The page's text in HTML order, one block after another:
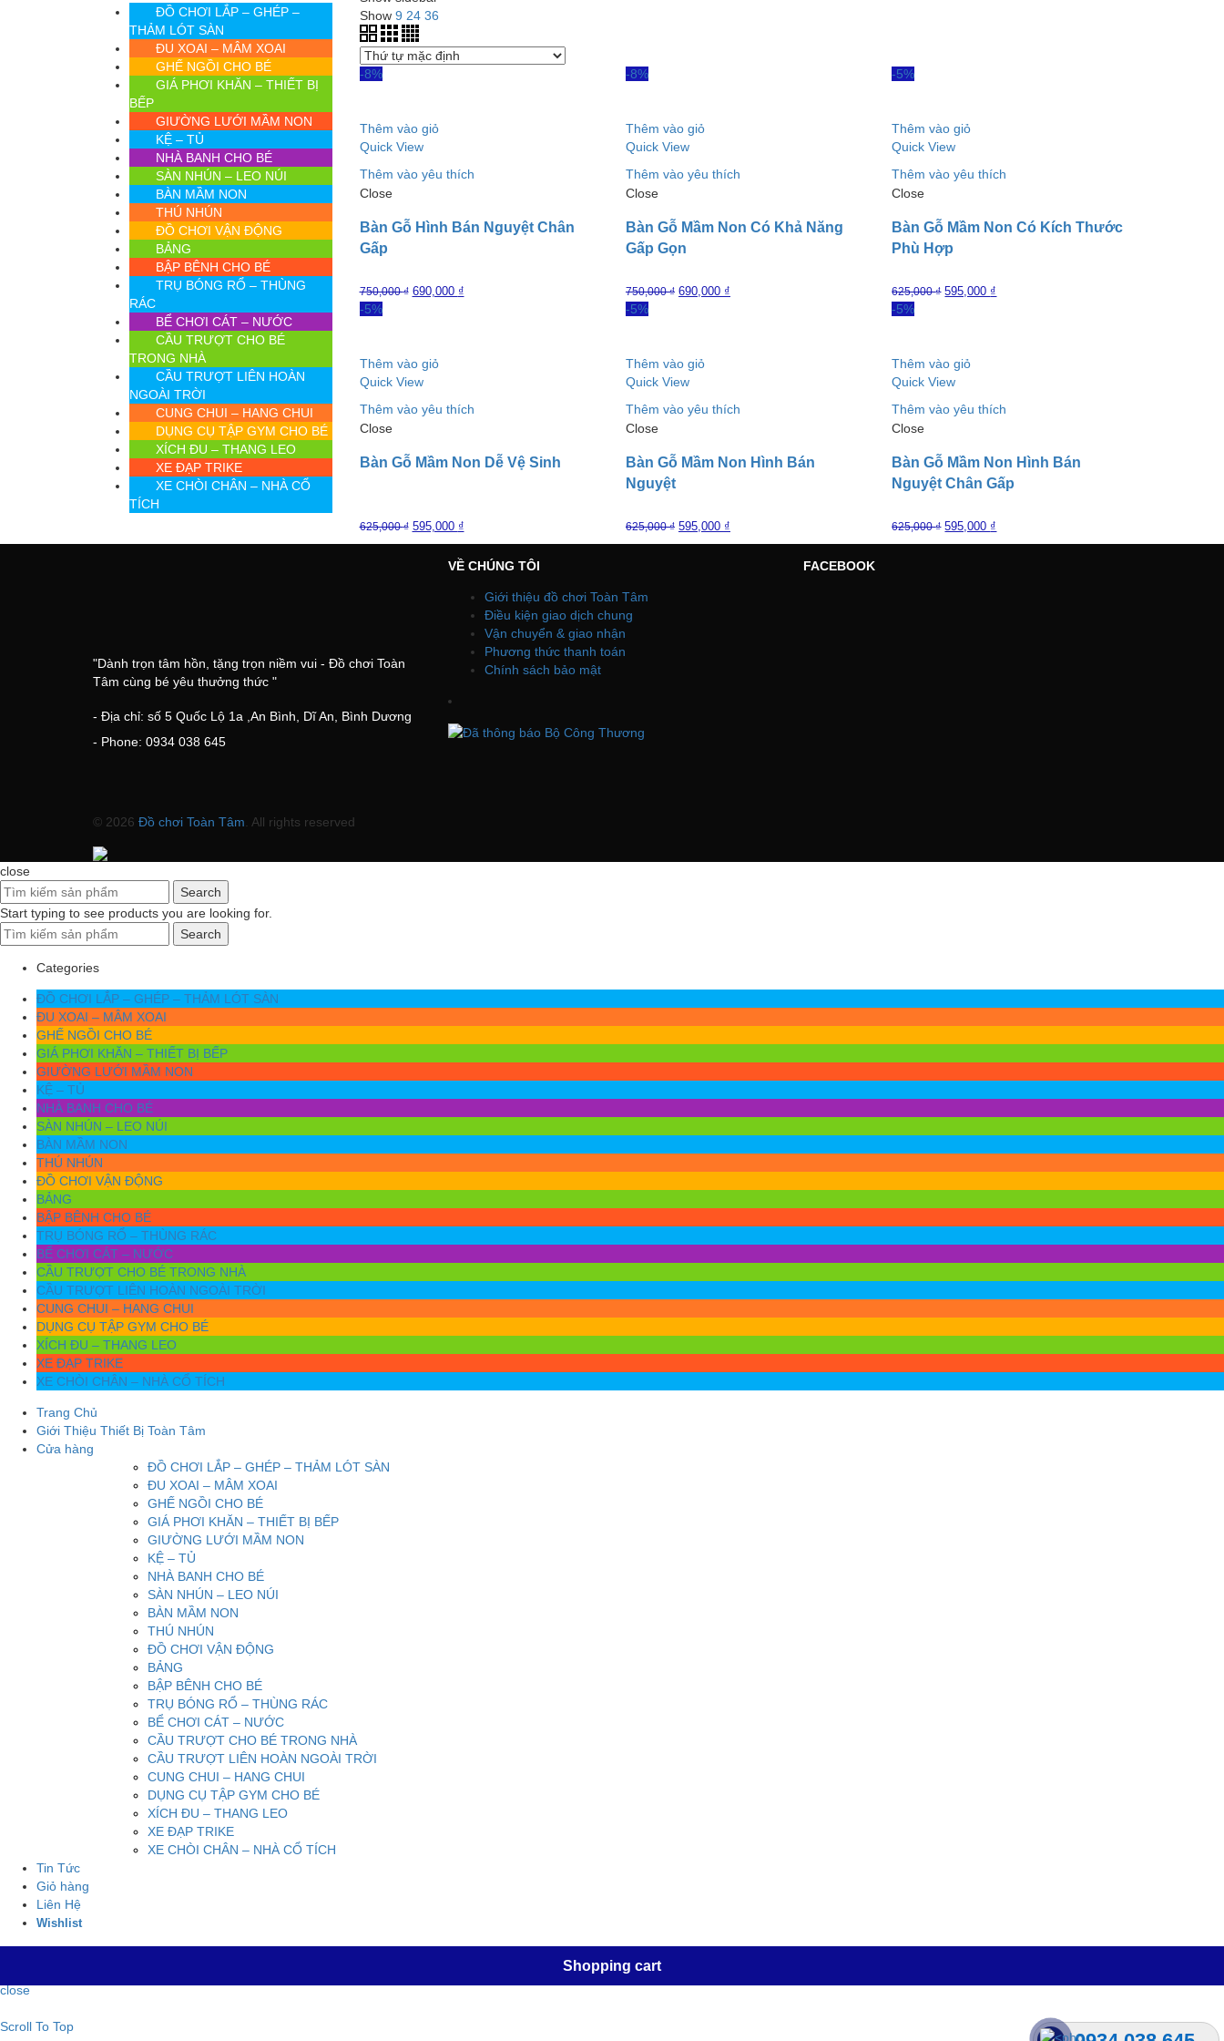
Show 9 24 36
-8%
Thêm vào giỏ
Quick View
Thêm vào yêu thích
Close
Bàn Gỗ Hình Bán Nguyệt Chân
Gấp
750,000₫ 690,000 ₫
-8%
Thêm vào giỏ
Quick View
Thêm vào yêu thích
Close
Bàn Gỗ Mầm Non Có Khả Năng
Gấp Gọn
750,000₫ 690,000 ₫
-5%
Thêm vào giỏ
Quick View
Thêm vào yêu thích
Close
Bàn Gỗ Mầm Non Có Kích Thước
Phù Hợp
625,000₫ 595,000 ₫
-5%
Thêm vào giỏ
Quick View
Thêm vào yêu thích
Close
Bàn Gỗ Mầm Non Dễ Vệ Sinh
625,000₫ 595,000 ₫
-5%
Thêm vào giỏ
Quick View
Thêm vào yêu thích
Close
Bàn Gỗ Mầm Non Hình Bán
Nguyệt
625,000₫ 595,000 ₫
-5%
Thêm vào giỏ
Quick View
Thêm vào yêu thích
Close
Bàn Gỗ Mầm Non Hình Bán
Nguyệt Chân Gấp
625,000₫ 595,000 ₫
ĐỒ CHƠI LẮP – GHÉP –
THẢM LÓT SÀN
ĐU XOAI – MÂM XOAI
GHẾ NGỒI CHO BÉ
GIÁ PHƠI KHĂN – THIẾT BỊ
BẾP
GIƯỜNG LƯỚI MẦM NON
KỆ – TỦ
NHÀ BANH CHO BÉ
SÀN NHÚN – LEO NÚI
BÀN MẦM NON
THÚ NHÚN
ĐỒ CHƠI VẬN ĐỘNG
BẢNG
BẬP BÊNH CHO BÉ
TRỤ BÓNG RỔ – THÙNG
RÁC
BỂ CHƠI CÁT – NƯỚC
CẦU TRƯỢT CHO BÉ
TRONG NHÀ
CẦU TRƯỢT LIÊN HOÀN
NGOÀI TRỜI
CUNG CHUI – HANG CHUI
DỤNG CỤ TẬP GYM CHO BÉ
XÍCH ĐU – THANG LEO
XE ĐẠP TRIKE
XE CHÒI CHÂN – NHÀ CỔ
TÍCH
"Dành trọn tâm hồn, tặng trọn niềm vui - Đồ chơi Toàn
Tâm cùng bé yêu thưởng thức "
- Địa chỉ: số 5 Quốc Lộ 1a ,An Bình, Dĩ An, Bình Dương
- Phone: 0934 038 645
VỀ CHÚNG TÔI
Giới thiệu đồ chơi Toàn Tâm
Điều kiện giao dịch chung
Vận chuyển & giao nhận
Phương thức thanh toán
Chính sách bảo mật
FACEBOOK
© 2026 Đồ chơi Toàn Tâm . All rights reserved
close
Search
Start typing to see products you are looking for.
Search
Categories
ĐỒ CHƠI LẮP – GHÉP – THẢM LÓT SÀN
ĐU XOAI – MÂM XOAI
GHẾ NGỒI CHO BÉ
GIÁ PHƠI KHĂN – THIẾT BỊ BẾP
GIƯỜNG LƯỚI MẦM NON
KỆ – TỦ
NHÀ BANH CHO BÉ
SÀN NHÚN – LEO NÚI
BÀN MẦM NON
THÚ NHÚN
ĐỒ CHƠI VẬN ĐỘNG
BẢNG
BẬP BÊNH CHO BÉ
TRỤ BÓNG RỔ – THÙNG RÁC
BỂ CHƠI CÁT – NƯỚC
CẦU TRƯỢT CHO BÉ TRONG NHÀ
CẦU TRƯỢT LIÊN HOÀN NGOÀI TRỜI
CUNG CHUI – HANG CHUI
DỤNG CỤ TẬP GYM CHO BÉ
XÍCH ĐU – THANG LEO
XE ĐẠP TRIKE
XE CHÒI CHÂN – NHÀ CỔ TÍCH
Trang Chủ
Giới Thiệu Thiết Bị Toàn Tâm
Cửa hàng
ĐỒ CHƠI LẮP – GHÉP – THẢM LÓT SÀN
ĐU XOAI – MÂM XOAI
GHẾ NGỒI CHO BÉ
GIÁ PHƠI KHĂN – THIẾT BỊ BẾP
GIƯỜNG LƯỚI MẦM NON
KỆ – TỦ
NHÀ BANH CHO BÉ
SÀN NHÚN – LEO NÚI
BÀN MẦM NON
THÚ NHÚN
ĐỒ CHƠI VẬN ĐỘNG
BẢNG
BẬP BÊNH CHO BÉ
TRỤ BÓNG RỔ – THÙNG RÁC
BỂ CHƠI CÁT – NƯỚC
CẦU TRƯỢT CHO BÉ TRONG NHÀ
CẦU TRƯỢT LIÊN HOÀN NGOÀI TRỜI
CUNG CHUI – HANG CHUI
DỤNG CỤ TẬP GYM CHO BÉ
XÍCH ĐU – THANG LEO
XE ĐẠP TRIKE
XE CHÒI CHÂN – NHÀ CỔ TÍCH
Tin Tức
Giỏ hàng
Liên Hệ
Wishlist
Shopping cart
close
Scroll To Top